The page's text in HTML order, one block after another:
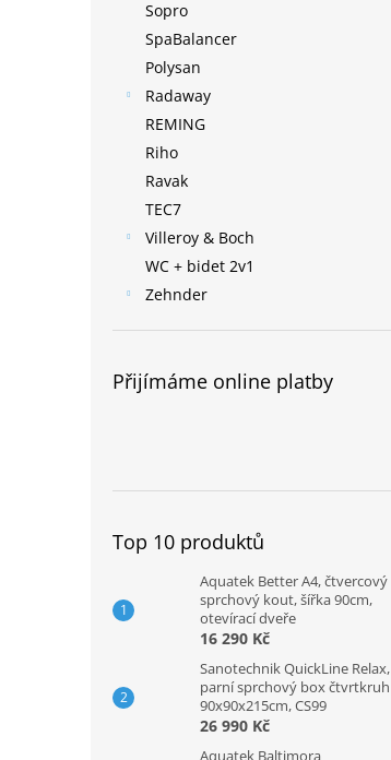
Sopro
SpaBalancer
Polysan
Radaway
REMING
Riho
Ravak
TEC7
Villeroy & Boch
WC + bidet 2v1
Zehnder
Přijímáme online platby
Top 10 produktů
Aquatek Better A4, čtvercový
sprchový kout, šířka 90cm,
otevírací dveře
16 290 Kč
Sanotechnik QuickLine Relax,
parní sprchový box čtvrtkruh
90x90x215cm, CS99
26 990 Kč
Aquatek Baltimora